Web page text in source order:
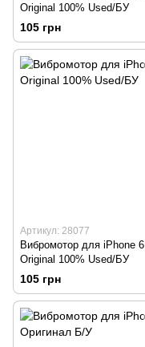
Original 100% Used/БУ
105 грн
Артикул: 28077
Вибромотор для iPhone 6
Original 100% Used/БУ
105 грн